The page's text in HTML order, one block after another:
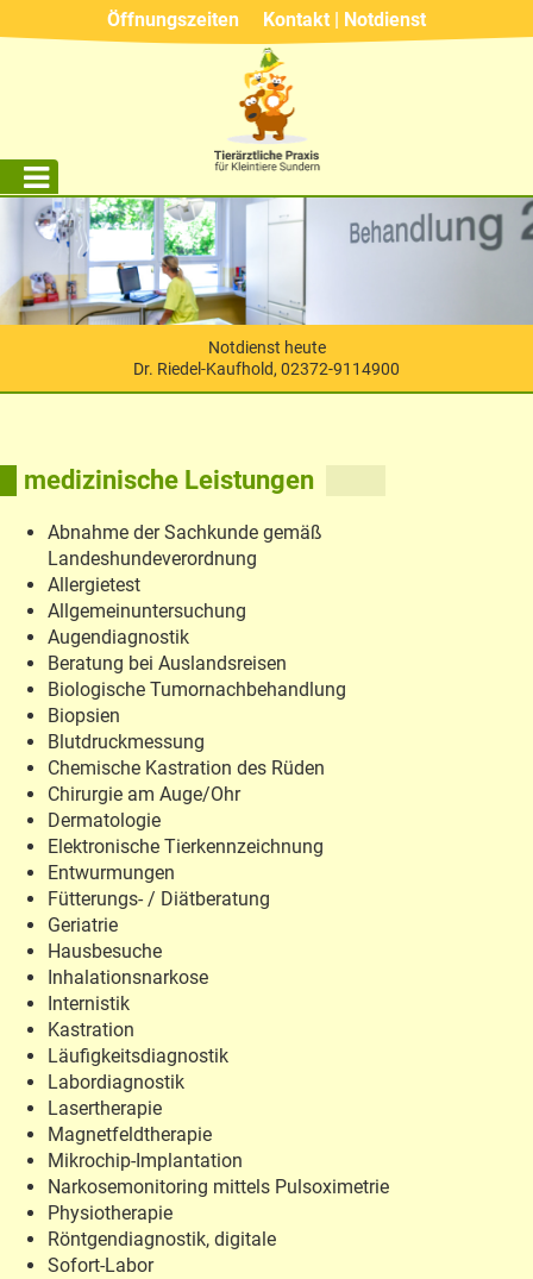
Öffnungszeiten Kontakt | Notdienst
Notdienst heute
Dr. Riedel-Kaufhold, 02372-9114900
medizinische Leistungen
Abnahme der Sachkunde gemäß
Landeshundeverordnung
Allergietest
Allgemeinuntersuchung
Augendiagnostik
Beratung bei Auslandsreisen
Biologische Tumornachbehandlung
Biopsien
Blutdruckmessung
Chemische Kastration des Rüden
Chirurgie am Auge/Ohr
Dermatologie
Elektronische Tierkennzeichnung
Entwurmungen
Fütterungs- / Diätberatung
Geriatrie
Hausbesuche
Inhalationsnarkose
Internistik
Kastration
Läufigkeitsdiagnostik
Labordiagnostik
Lasertherapie
Magnetfeldtherapie
Mikrochip-Implantation
Narkosemonitoring mittels Pulsoximetrie
Physiotherapie
Röntgendiagnostik, digitale
Sofort-Labor